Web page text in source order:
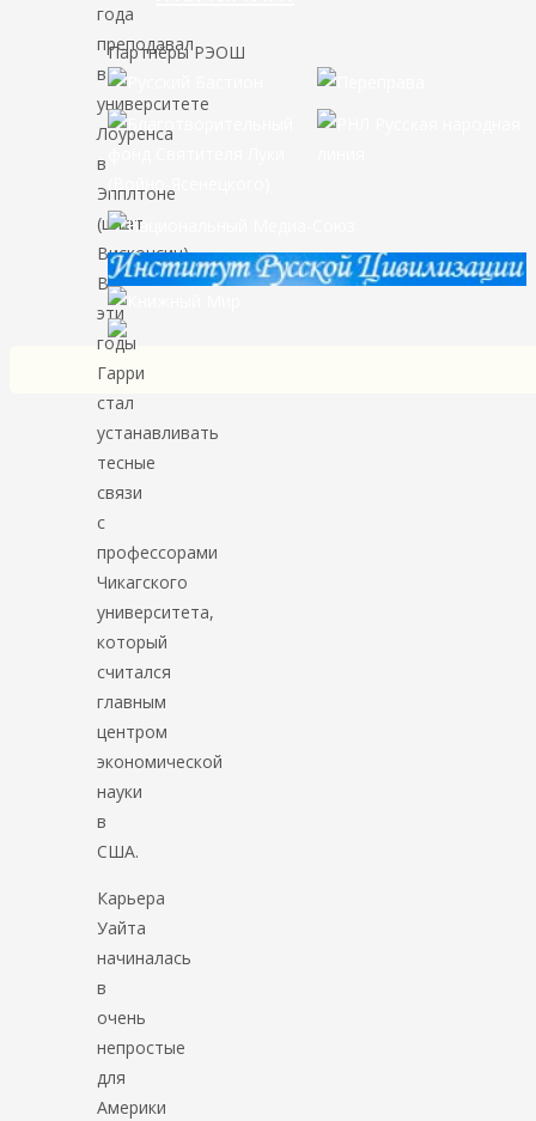
года
преподавал
в
университете
Лоуренса
в
Эпплтоне
(штат
Висконсин).
В
эти
годы
Гарри
стал
устанавливать
тесные
связи
с
профессорами
Чикагского
университета,
который
считался
главным
центром
экономической
науки
в
США.
Карьера
Уайта
начиналась
в
очень
непростые
для
Америки
Партнёры РЭОШ